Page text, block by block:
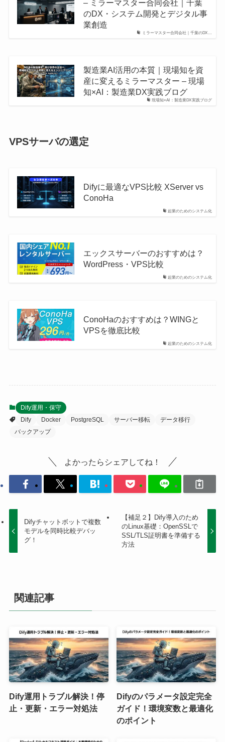
ミラーマスター合同会社｜千葉のDX…
– ミラーマスター合同会社｜千葉
のDX・システム開発とデジタル事
業創造
現場知×AI：製造業DX実践ブログ
製造業AI活用の本質｜現場知を資
産に変えるミラーマスター – 現場
知×AI：製造業DX実践ブログ
VPSサーバの選定
起業のためのシステム化
Difyに最適なVPS比較 XServer vs
ConoHa
起業のためのシステム化
エックスサーバーのおすすめは？
WordPress・VPS比較
起業のためのシステム化
ConoHaのおすすめは？WINGと
VPSを徹底比較
Dify運用・保守
Dify
Docker PostgreSQL サーバー移転
データ移行
バックアップ
よかったらシェアしてね！
Difyチャットボットで複数
モデルを同時比較デバッ
グ！
【補足２】Dify導入のため
のLinux基礎：OpenSSLで
SSL/TLS証明書を準備する
方法
関連記事
Dify運用トラブル解決！停
止・更新・エラー対処法
Difyのパラメータ設定完全
ガイド！環境変数と最適化
のポイント